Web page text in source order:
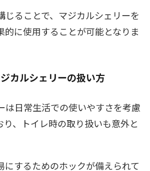
じることで、マジカルシェリーを
的に使用することが可能となりま
カルシェリーの扱い方
は日常生活での使いやすさを考慮
り、トイレ時の取り扱いも意外と
にするためのホックが備えられて